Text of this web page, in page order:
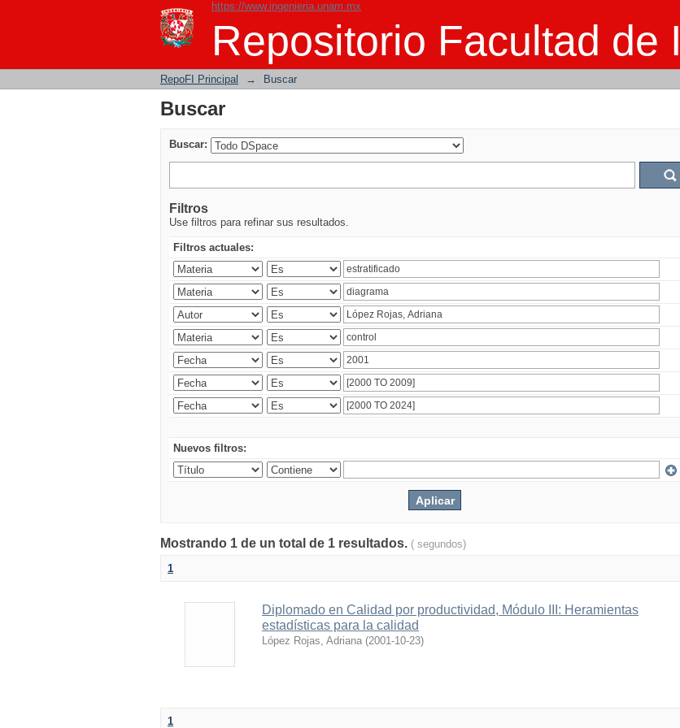
https://www.ingenieria.unam.mx
Repositorio Facultad de
Buscar
RepoFI Principal → Buscar
Buscar
Buscar:
Filtros
Use filtros para refinar sus resultados.
Filtros actuales:
Nuevos filtros:
Mostrando 1 de un total de 1 resultados. ( segundos)
1
Diplomado en Calidad por productividad, Módulo III: Heramientas
estadísticas para la calidad
López Rojas, Adriana (2001-10-23)
1